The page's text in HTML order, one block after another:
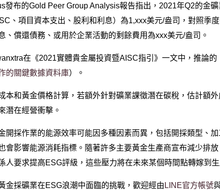
發布的Gold Peer Group Analysis報告指出，2021年Q2的金
、項目資本支出、股利和利息）為1,xxx美元/盎司，對照季
、償還債務、或用於企業活動的剩餘費用為xxx美元/盎司。
在《2021實體貴金屬投資暨AISC指引》一文中，推論
的關鍵數據資料庫）。
本和黃金價格計算，若額外針對礦業課徵潛在碳稅，估計額
潛在經營衝擊。
開採作業的能源效率可能因多種因素而異，包括開採類型、
會影響能源消耗指標。隨著許多主要黃金生產商宣布減少排
人要求提高ESG評級，這些壓力將在未來某個時間點轉嫁到
金採礦業在ESG浪潮中面臨的挑戰，歡迎經由 LINE官方帳號